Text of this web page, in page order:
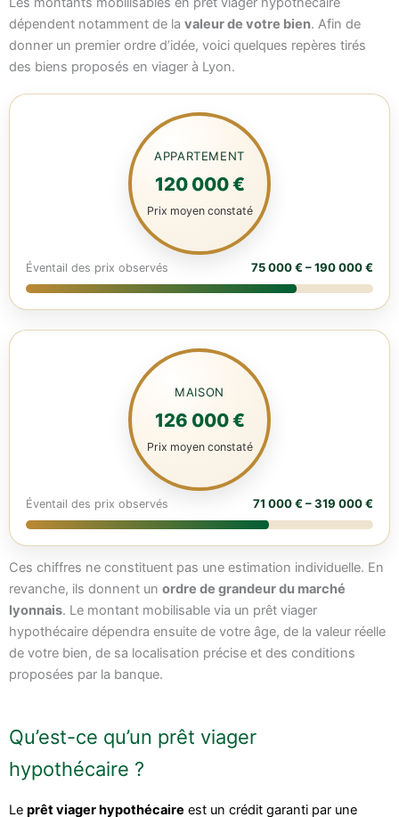
dépendent notamment de la valeur de votre bien. Afin de
donner un premier ordre d’idée, voici quelques repères tirés
des biens proposés en viager à Lyon.
APPARTEMENT
120 000 €
Prix moyen constaté
Éventail des prix observés 75 000 € – 190 000 €
MAISON
126 000 €
Prix moyen constaté
Éventail des prix observés 71 000 € – 319 000 €
Ces chiffres ne constituent pas une estimation individuelle. En
revanche, ils donnent un ordre de grandeur du marché
lyonnais. Le montant mobilisable via un prêt viager
hypothécaire dépendra ensuite de votre âge, de la valeur réelle
de votre bien, de sa localisation précise et des conditions
proposées par la banque.
Qu’est-ce qu’un prêt viager
hypothécaire ?
Le prêt viager hypothécaire est un crédit garanti par une